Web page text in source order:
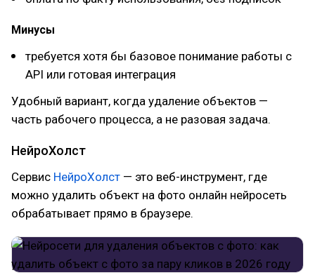
Минусы
требуется хотя бы базовое понимание работы с
API или готовая интеграция
Удобный вариант, когда удаление объектов —
часть рабочего процесса, а не разовая задача.
НейроХолст
Сервис НейроХолст — это веб-инструмент, где
можно удалить объект на фото онлайн нейросеть
обрабатывает прямо в браузере.